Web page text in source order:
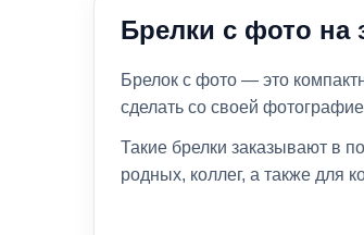
Брелки с фото на
Брелок с фото — это
сделать со своей
Такие брелки заказывают в
родных, коллег, а также для